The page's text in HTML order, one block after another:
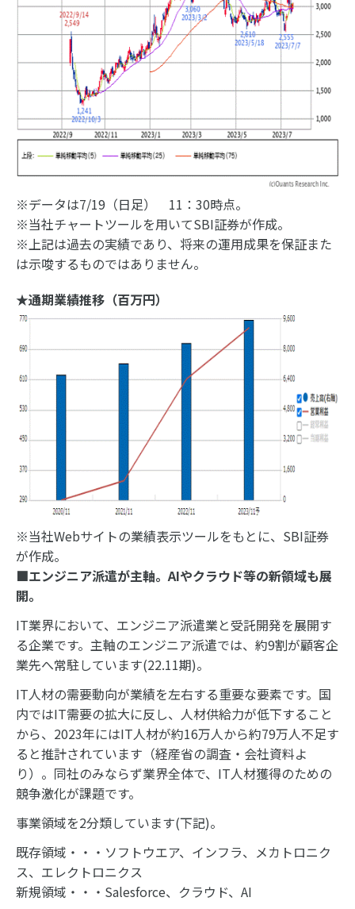
※データは7/19（日足） 11：30時点。
※当社チャートツールを用いてSBI証券が作成。
※上記は過去の実績であり、将来の運用成果を保証また
は示唆するものではありません。
★通期業績推移（百万円）
※当社Webサイトの業績表示ツールをもとに、SBI証券
が作成。
■エンジニア派遣が主軸。AIやクラウド等の新領域も展
開。
IT業界において、エンジニア派遣業と受託開発を展開す
る企業です。主軸のエンジニア派遣では、約9割が顧客企
業先へ常駐しています(22.11期)。
IT人材の需要動向が業績を左右する重要な要素です。国
内ではIT需要の拡大に反し、人材供給力が低下すること
から、2023年にはIT人材が約16万人から約79万人不足す
ると推計されています（経産省の調査・会社資料よ
り）。同社のみならず業界全体で、IT人材獲得のための
競争激化が課題です。
事業領域を2分類しています(下記)。
既存領域・・・ソフトウエア、インフラ、メカトロニク
ス、エレクトロニクス
新規領域・・・Salesforce、クラウド、AI